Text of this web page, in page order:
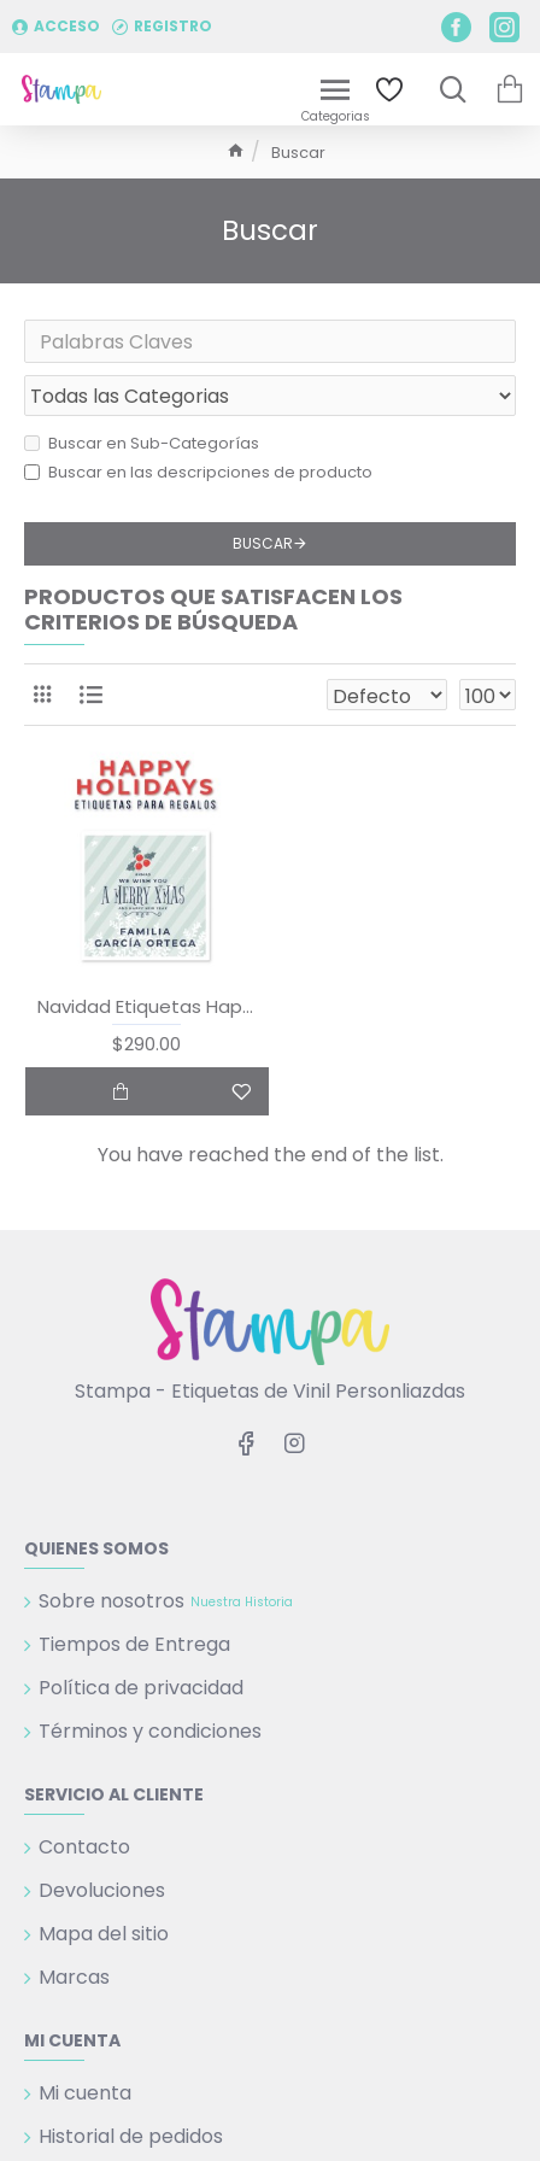
ACCESO REGISTRO
Buscar
Buscar
Buscar en Sub-Categorías
Buscar en las descripciones de producto
BUSCAR
PRODUCTOS QUE SATISFACEN LOS
CRITERIOS DE BÚSQUEDA
Navidad Etiquetas Happy Holidays
$290.00
You have reached the end of the list.
Stampa - Etiquetas de Vinil Personliazdas
QUIENES SOMOS
Sobre nosotros Nuestra Historia
Tiempos de Entrega
Política de privacidad
Términos y condiciones
SERVICIO AL CLIENTE
Contacto
Devoluciones
Mapa del sitio
Marcas
MI CUENTA
Mi cuenta
Historial de pedidos